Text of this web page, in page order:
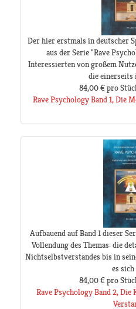
Der hier erstmals in deutscher
aus der Serie "Rave
Interessierten von großem
die einerseits
84,00 €pro
Rave Psychology Band 1, Die
Aufbauend auf Band 1 dieser
Vollendung des Themas: die
Nichtselbstverstandes bis in
es sich
84,00 €pro
Rave Psychology Band 2,